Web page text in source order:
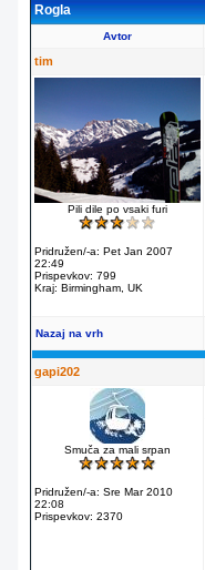
Rogla
Avtor
tim
Pili dile po vsaki furi
Pridružen/-a: Pet Jan 2007
22:49
Prispevkov: 799
Kraj: Birmingham, UK
Nazaj na vrh
gapi202
Smuča za mali srpan
Pridružen/-a: Sre Mar 2010
22:08
Prispevkov: 2370